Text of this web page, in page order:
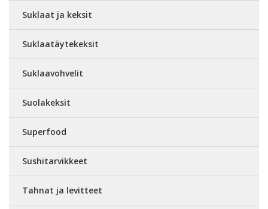
Suklaat ja keksit
Suklaatäytekeksit
Suklaavohvelit
Suolakeksit
Superfood
Sushitarvikkeet
Tahnat ja levitteet